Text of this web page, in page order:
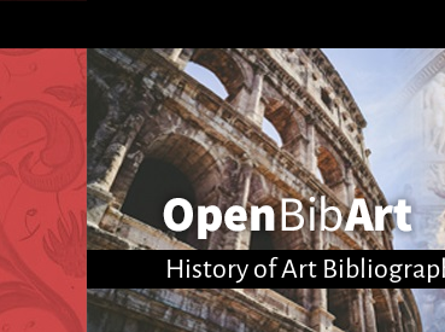
History of Art